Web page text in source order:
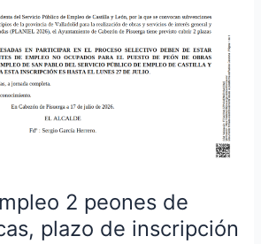
2 peones de
plazo de inscripción